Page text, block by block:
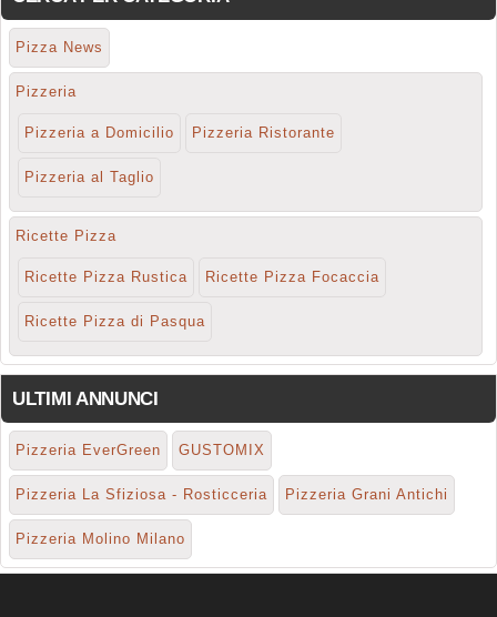
Pizza News
Pizzeria
Pizzeria a Domicilio Pizzeria Ristorante
Pizzeria al Taglio
Ricette Pizza
Ricette Pizza Rustica Ricette Pizza Focaccia
Ricette Pizza di Pasqua
ULTIMI ANNUNCI
Pizzeria EverGreen GUSTOMIX
Pizzeria La Sfiziosa - Rosticceria Pizzeria Grani Antichi
Pizzeria Molino Milano